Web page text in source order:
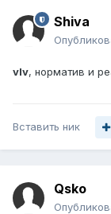
Shiva
vIv, норматив и
Вставить ник
Qsko